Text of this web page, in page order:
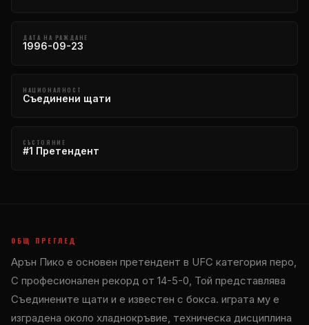
ДАТА НА РАЖДАНЕ
1996-09-23
НАЦИОНАЛНОСТ
Съединени щати
СЪСТОЯНИЕ
#1 Претендент
ОБЩ ПРЕГЛЕД
Арън Пико е основен претендент в UFC категория перо,
С професионален рекорд от 14-5-0, Той представлява
Съединените щати и е известен с бокса. играта му е
изградена около хладнокръвие, техническа дисциплина